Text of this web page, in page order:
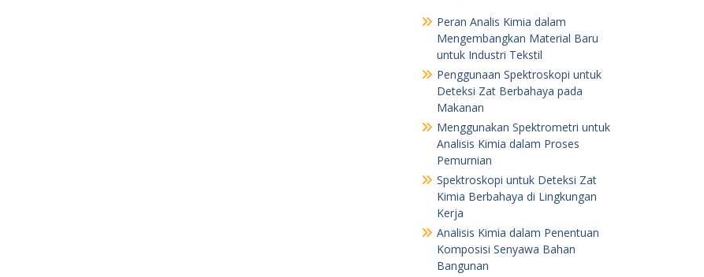
Peran Analis Kimia dalam
Mengembangkan Material Baru
untuk Industri Tekstil
Penggunaan Spektroskopi untuk
Deteksi Zat Berbahaya pada
Makanan
Menggunakan Spektrometri untuk
Analisis Kimia dalam Proses
Pemurnian
Spektroskopi untuk Deteksi Zat
Kimia Berbahaya di Lingkungan
Kerja
Analisis Kimia dalam Penentuan
Komposisi Senyawa Bahan
Bangunan